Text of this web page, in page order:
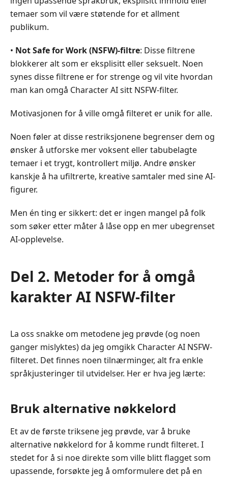
temaer som vil være støtende for et allment
publikum.
• Not Safe for Work (NSFW)-filtre: Disse filtrene
blokkerer alt som er eksplisitt eller seksuelt. Noen
synes disse filtrene er for strenge og vil vite hvordan
man kan omgå Character AI sitt NSFW-filter.
Motivasjonen for å ville omgå filteret er unik for alle.
Noen føler at disse restriksjonene begrenser dem og
ønsker å utforske mer voksent eller tabubelagte
temaer i et trygt, kontrollert miljø. Andre ønsker
kanskje å ha ufiltrerte, kreative samtaler med sine AI-
figurer.
Men én ting er sikkert: det er ingen mangel på folk
som søker etter måter å låse opp en mer ubegrenset
AI-opplevelse.
Del 2. Metoder for å omgå
karakter AI NSFW-filter
La oss snakke om metodene jeg prøvde (og noen
ganger mislyktes) da jeg omgikk Character AI NSFW-
filteret. Det finnes noen tilnærminger, alt fra enkle
språkjusteringer til utvidelser. Her er hva jeg lærte:
Bruk alternative nøkkelord
Et av de første triksene jeg prøvde, var å bruke
alternative nøkkelord for å komme rundt filteret. I
stedet for å si noe direkte som ville blitt flagget som
upassende, forsøkte jeg å omformulere det på en